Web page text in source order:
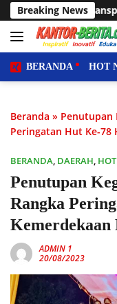
Langsung
ke
konten
Breaking News
Anggaran
BERANDA HOT
Beranda » Penutupan
Peringatan Hut Ke-78
BERANDA, DAERAH,
Penutupan
Rangka
ADMIN 1
20/08/2023